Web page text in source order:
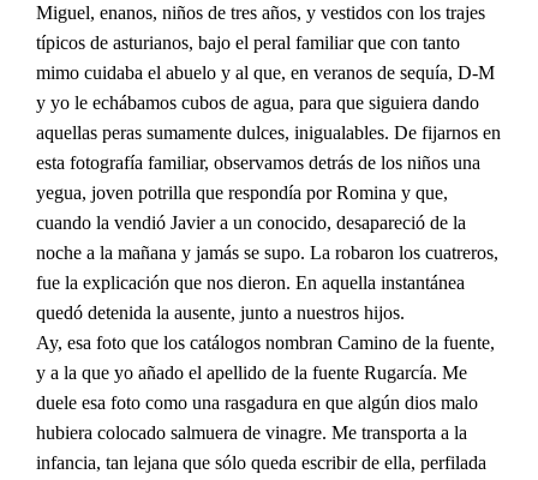
Miguel, enanos, niños de tres años, y vestidos con los trajes
típicos de asturianos, bajo el peral familiar que con tanto
mimo cuidaba el abuelo y al que, en veranos de sequía, D-M
y yo le echábamos cubos de agua, para que siguiera dando
aquellas peras sumamente dulces, inigualables. De fijarnos en
esta fotografía familiar, observamos detrás de los niños una
yegua, joven potrilla que respondía por Romina y que,
cuando la vendió Javier a un conocido, desapareció de la
noche a la mañana y jamás se supo. La robaron los cuatreros,
fue la explicación que nos dieron. En aquella instantánea
quedó detenida la ausente, junto a nuestros hijos.
Ay, esa foto que los catálogos nombran Camino de la fuente,
y a la que yo añado el apellido de la fuente Rugarcía. Me
duele esa foto como una rasgadura en que algún dios malo
hubiera colocado salmuera de vinagre. Me transporta a la
infancia, tan lejana que sólo queda escribir de ella, perfilada